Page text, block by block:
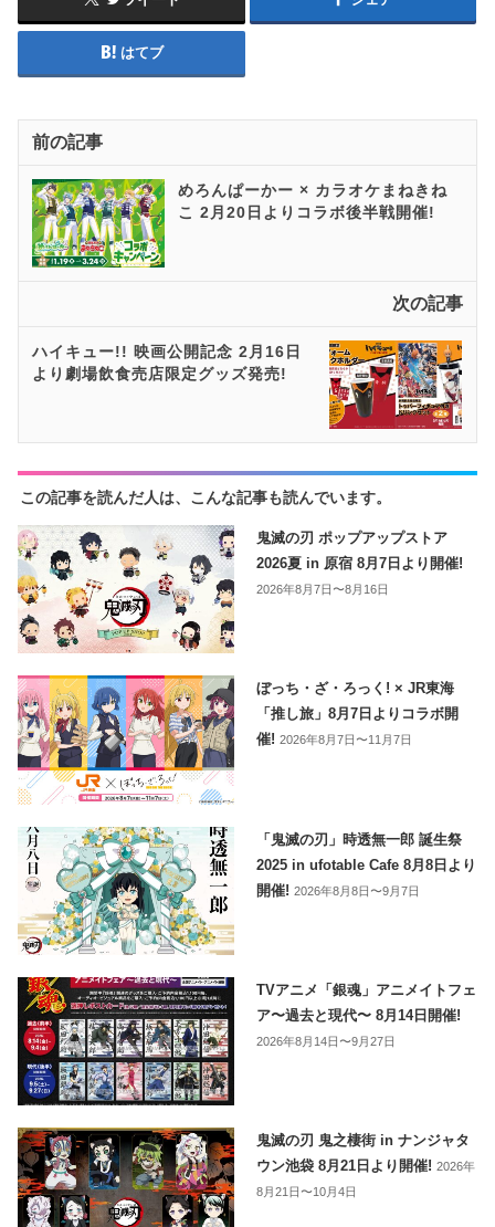
はてブ
前の記事
めろんぱーかー × カラオケまねきね
こ 2月20日よりコラボ後半戦開催!
次の記事
ハイキュー!! 映画公開記念 2月16日
より劇場飲食売店限定グッズ発売!
この記事を読んだ人は、こんな記事も読んでいます。
鬼滅の刃 ポップアップストア
2026夏 in 原宿 8月7日より開催!
2026年8月7日〜8月16日
ぼっち・ざ・ろっく! × JR東海
「推し旅」8月7日よりコラボ開
催!2026年8月7日〜11月7日
「鬼滅の刃」時透無一郎 誕生祭
2025 in ufotable Cafe 8月8日より
開催!2026年8月8日〜9月7日
TVアニメ「銀魂」アニメイトフェ
ア〜過去と現代〜 8月14日開催!
2026年8月14日〜9月27日
鬼滅の刃 鬼之棲街 in ナンジャタ
ウン池袋 8月21日より開催!2026年
8月21日〜10月4日